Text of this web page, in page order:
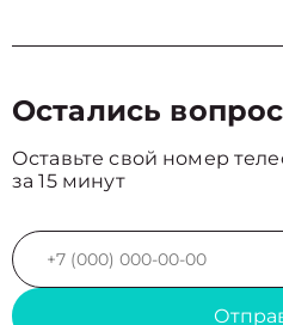
Остались
Оставьте свой номер
за 15 минут